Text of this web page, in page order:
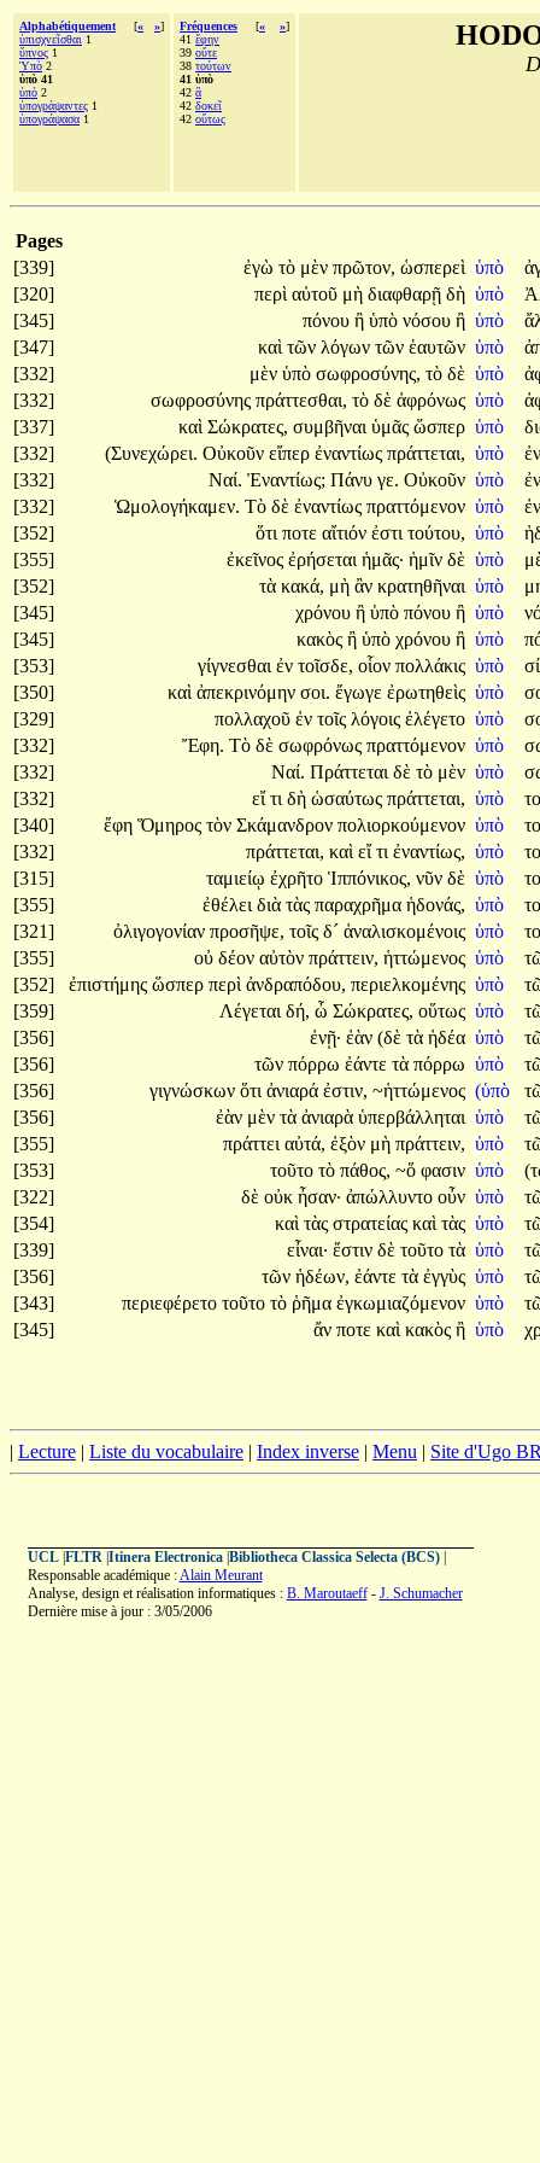
Alphabétiquement [« »]
ὑπισχνεῖσθαι 1
ὕπνος 1
Ὑπὸ 2
ὑπὸ 41
ὑπό 2
ὑπογράψαντες 1
ὑπογράψασα 1
Fréquences [« »]
41 ἔφην
39 οὔτε
38 τούτων
41 ὑπὸ
42 ἃ
42 δοκεῖ
42 οὕτως
Pages
[339]
ἐγὼ τὸ μὲν πρῶτον, ὡσπερεὶ ὑπὸ
[320]
περὶ αὐτοῦ μὴ διαφθαρῇ δὴ ὑπὸ
[345]
πόνου ἢ ὑπὸ νόσου ἢ ὑπὸ
[347]
καὶ τῶν λόγων τῶν ἑαυτῶν ὑπὸ
[332]
μὲν ὑπὸ σωφροσύνης, τὸ δὲ ὑπὸ
[332]
σωφροσύνης πράττεσθαι, τὸ δὲ ἀφρόνως ὑπὸ
[337]
καὶ Σώκρατες, συμβῆναι ὑμᾶς ὥσπερ ὑπὸ
[332]
(Συνεχώρει. Οὐκοῦν εἴπερ ἐναντίως πράττεται, ὑπὸ
[332]
Ναί. Ἐναντίως; Πάνυ γε. Οὐκοῦν ὑπὸ
[332]
Ὡμολογήκαμεν. Τὸ δὲ ἐναντίως πραττόμενον ὑπὸ
[352]
ὅτι ποτε αἴτιόν ἐστι τούτου, ὑπὸ
[355]
ἐκεῖνος ἐρήσεται ἡμᾶς· ἡμῖν δὲ ὑπὸ
[352]
τὰ κακά, μὴ ἂν κρατηθῆναι ὑπὸ
[345]
χρόνου ἢ ὑπὸ πόνου ἢ ὑπὸ
[345]
κακὸς ἢ ὑπὸ χρόνου ἢ ὑπὸ
[353]
γίγνεσθαι ἐν τοῖσδε, οἷον πολλάκις ὑπὸ
[350]
καὶ ἀπεκρινόμην σοι. ἔγωγε ἐρωτηθεὶς ὑπὸ
[329]
πολλαχοῦ ἐν τοῖς λόγοις ἐλέγετο ὑπὸ
[332]
Ἔφη. Τὸ δὲ σωφρόνως πραττόμενον ὑπὸ
[332]
Ναί. Πράττεται δὲ τὸ μὲν ὑπὸ
[332]
εἴτι δὴ ὡσαύτως πράττεται, ὑπὸ
[340]
ἔφη Ὅμηρος τὸν Σκάμανδρον πολιορκούμενον ὑπὸ
[332]
πράττεται, καὶ εἴτι ἐναντίως, ὑπὸ
[315]
ταμιείῳ ἐχρῆτο Ἱππόνικος, νῦν δὲ ὑπὸ
[355]
ἐθέλει διὰ τὰς παραχρῆμα ἡδονάς, ὑπὸ
[321]
ὀλιγογονίαν προσῆψε, τοῖς δ´ ἀναλισκομένοις ὑπὸ
[355]
οὐ δέον αὐτὸν πράττειν, ἡττώμενος ὑπὸ
[352]
ἐπιστήμης ὥσπερ περὶ ἀνδραπόδου, περιελκομένης ὑπὸ
[359]
Λέγεται δή, ὦ Σώκρατες, οὕτως ὑπὸ
[356]
ἐνῇ· ἐὰν (δὲ τὰ ἡδέα ὑπὸ
[356]
τῶν πόρρω ἐάντε τὰ πόρρω ὑπὸ
[356]
γιγνώσκων ὅτι ἀνιαρά ἐστιν, ~ἡττώμενος (ὑπὸ
[356]
ἐὰν μὲν τὰ ἀνιαρὰ ὑπερβάλληται ὑπὸ
[355]
πράττει αὐτά, ἐξὸν μὴ πράττειν, ὑπὸ
[353]
τοῦτο τὸ πάθος, ~ὅ φασιν ὑπὸ
[322]
δὲ οὐκ ἦσαν· ἀπώλλυντο οὖν ὑπὸ
[354]
καὶ τὰς στρατείας καὶ τὰς ὑπὸ
[339]
εἶναι· ἔστιν δὲ τοῦτο τὰ ὑπὸ
[356]
τῶν ἡδέων, ἐάντε τὰ ἐγγὺς ὑπὸ
[343]
περιεφέρετο τοῦτο τὸ ῥῆμα ἐγκωμιαζόμενον ὑπὸ
[345]
ἄν ποτε καὶ κακὸς ἢ ὑπὸ
| Lecture | Liste du vocabulaire | Index inverse | Menu | Site d'Ugo
UCL| FLTR| Itinera Electronica| Bibliotheca Classica Selecta (BCS)|
Responsable académique :Alain Meurant
Analyse, design et réalisation informatiques : B. Maroutaeff- J. Schumacher
Dernière mise à jour : 3/05/2006